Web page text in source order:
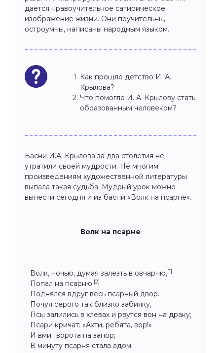
дается нравоучительное сатирическое
изображение жизни. Они поучительны,
остроумны, написаны народным языком.
Как прошло детство И. А.
Крылова?
Что помогло И. А. Крылову стать
образованным человеком?
Басни И.А. Крылова за два столетия не
утратили своей мудрости. Не многим
произведениям художественной литературы
выпала такая судьба. Мудрый урок можно
вынести сегодня и из басни «Волк на псарне».
Волк на псарне
Волк, ночью, думая залезть в овчарню,[1]
Попал на псарню.[2]
Поднялся вдруг весь псарный двор.
Почуя серого так близко забияку,
Псы залились в хлевах и рвутся вон на драку;
Псари кричат: «Ахти, ребята, вор!»
И вмиг ворота на запор;
В минуту псарня стала адом.